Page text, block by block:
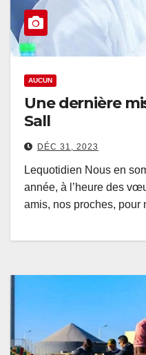
AUCUN
Une dernière
Sall
DÉC 31, 2023
Lequotidien Nous en
année, à l’heure des
amis, nos proches,